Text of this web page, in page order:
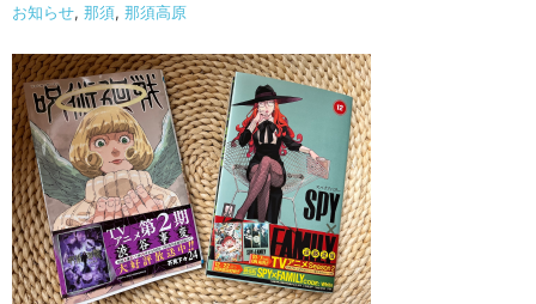
お知らせ, 那須, 那須高原